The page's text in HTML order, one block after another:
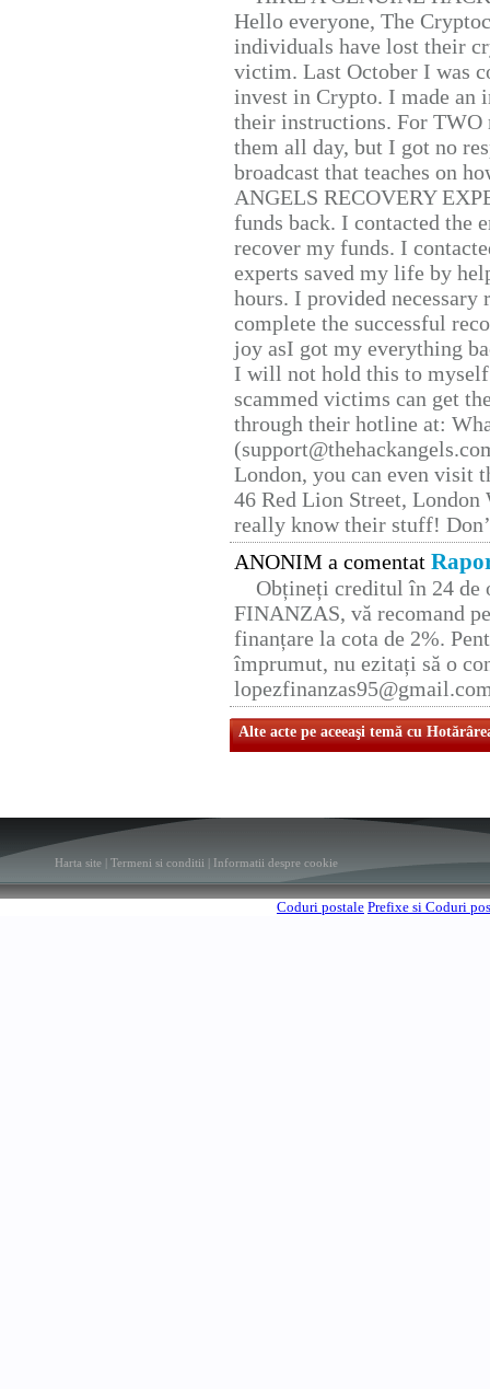
Hello everyone, The
individuals have lost their
victim. Last October I was
invest in Crypto. I made
their instructions. For TWO
them all day, but I got no
broadcast that teaches on
ANGELS RECOVERY
funds back. I contacted the
recover my funds. I
experts saved my life by
hours. I provided
complete the successful
joy asI got my everything
I will not hold this to
scammed victims can get
through their hotline at:
London, you can even visit
46 Red Lion Street, London
really know their stuff!
ANONIM a comentat
Obțineți creditul în 24 de
FINANZAS, vă recomand
finanțare la cota de 2%.
împrumut, nu ezitați să o
Alte acte pe aceeaşi temă cu
Harta site Termeni si conditii Informatii despre cookie
Coduri postale Prefixe si Coduri